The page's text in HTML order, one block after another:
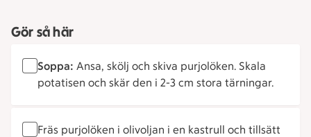
Gör så här
Soppa: Ansa, skölj och skiva purjolöken. Skala
potatisen och skär den i 2-3 cm stora tärningar.
Fräs purjolöken i olivoljan i en kastrull och tillsätt